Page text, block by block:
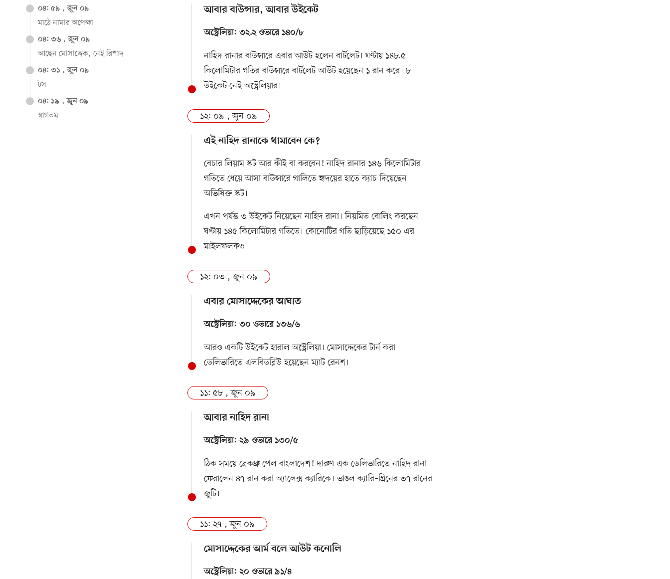
০৪: ৫৯ , জুন ০৯
মাঠে নামার অপেক্ষা
০৪: ৩৬ , জুন ০৯
আছেন মোসাদ্দেক, নেই রিশাদ
০৪: ৩১ , জুন ০৯
টস
০৪: ১৯ , জুন ০৯
স্বাগতম
আবার বাউন্সার, আবার উইকেট
অস্ট্রেলিয়া: ৩২.২ ওভারে ১৪০/৮
নাহিদ রানার বাউন্সারে এবার আউট হলেন বার্টলেট। ঘণ্টায় ১৪৮.৫
কিলোমিটার গতির বাউন্সারে বার্টলেট আউট হয়েছেন ১ রান করে। ৮
উইকেট নেই অস্ট্রেলিয়ার।
১২: ০৯ , জুন ০৯
এই নাহিদ রানাকে থামাবেন কে?
বেচার লিয়াম স্কট আর কীই বা করবেন! নাহিদ রানার ১৪৬ কিলোমিটার
গতিতে ধেয়ে আসা বাউন্সারে গালিতে হৃদয়ের হাতে ক্যাচ দিয়েছেন
অভিষিক্ত স্কট।
এখন পর্যন্ত ৩ উইকেট নিয়েছেন নাহিদ রানা। নিয়মিত বোলিং করছেন
ঘণ্টায় ১৪৫ কিলোমিটার গতিতে। কোনোটির গতি ছাড়িয়েছে ১৫০ এর
মাইলফলকও।
১২: ০৩ , জুন ০৯
এবার মোসাদ্দেকের আঘাত
অস্ট্রেলিয়া: ৩০ ওভারে ১৩৬/৬
আরও একটি উইকেট হারাল অস্ট্রেলিয়া। মোসাদ্দেকের টার্ন করা
ডেলিভারিতে এলবিডব্লিউ হয়েছেন ম্যাট রেনশ।
১১: ৫৮ , জুন ০৯
আবার নাহিদ রানা
অস্ট্রেলিয়া: ২৯ ওভারে ১৩০/৫
ঠিক সময়ে ব্রেকথ্রু পেল বাংলাদেশ! দারুণ এক ডেলিভারিতে নাহিদ রানা
ফেরালেন ৪৭ রান করা অ্যালেক্স ক্যারিকে। ভাঙল ক্যারি–গ্রিনের ৩৭ রানের
জুটি।
১১: ২৭ , জুন ০৯
মোসাদ্দেকের আর্ম বলে আউট কনোলি
অস্ট্রেলিয়া: ২০ ওভারে ৯১/৪